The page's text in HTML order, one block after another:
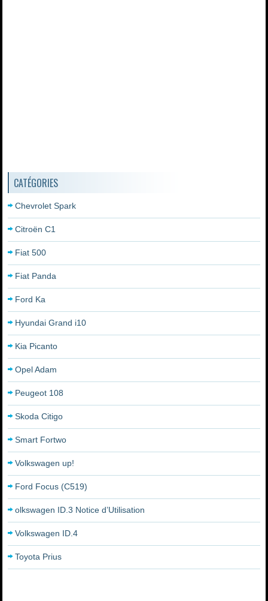
CATÉGORIES
Chevrolet Spark
Citroën C1
Fiat 500
Fiat Panda
Ford Ka
Hyundai Grand i10
Kia Picanto
Opel Adam
Peugeot 108
Skoda Citigo
Smart Fortwo
Volkswagen up!
Ford Focus (C519)
olkswagen ID.3 Notice d’Utilisation
Volkswagen ID.4
Toyota Prius